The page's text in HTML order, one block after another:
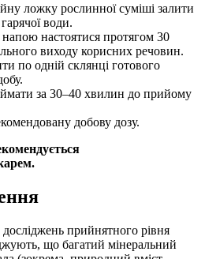
ложку рослинної суміші залити
води.
напою настоятися протягом 30
виходу корисних речовин.
по одній склянці готового
за 30–40 хвилин до прийому
добову дозу.
досліджень прийнятного рівня
що багатий мінеральний